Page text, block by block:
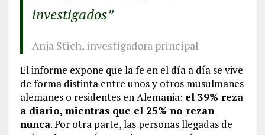
investigados”
Anja Stich, investigadora principal
El informe expone que la fe en el día a día se vive
de forma distinta entre unos y otros musulmanes
alemanes o residentes en Alemania: el 39% reza
a diario, mientras que el 25% no rezan
nunca. Por otra parte, las personas llegadas de